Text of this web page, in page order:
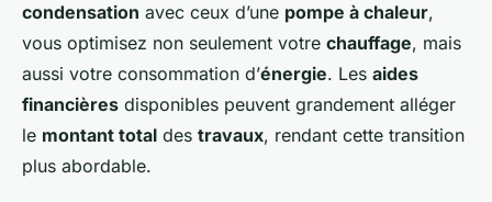
condensation avec ceux d’une pompe à chaleur,
vous optimisez non seulement votre chauffage, mais
aussi votre consommation d’énergie. Les aides
financières disponibles peuvent grandement alléger
le montant total des travaux, rendant cette transition
plus abordable.